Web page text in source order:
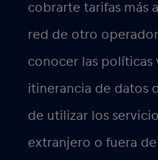
cobrarte tarifas más
red de otro
conocer las políticas
itinerancia de datos
de utilizar los
extranjero o fuera